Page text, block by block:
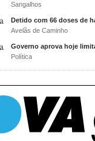
Sangalhos
Detido com 66 doses de
Avelãs de Caminho
Governo aprova hoje
Política